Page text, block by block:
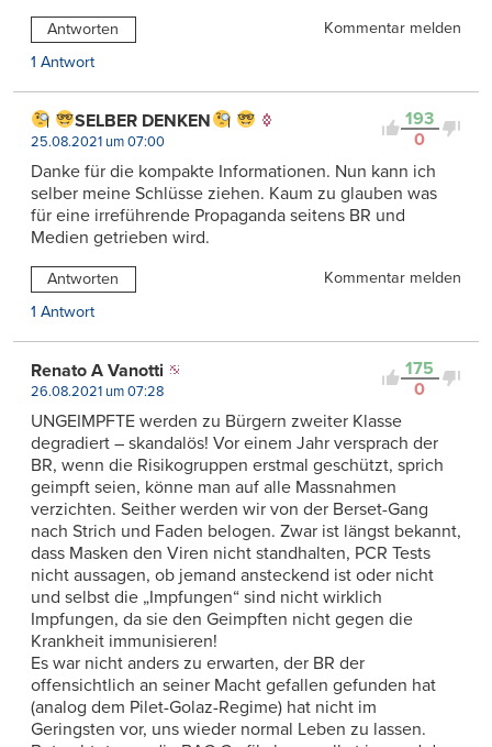
Antworten
Kommentar melden
1 Antwort
193
0
SELBER DENKEN
25.08.2021 um 07:00
Danke für die kompakte Informationen. Nun kann ich
selber meine Schlüsse ziehen. Kaum zu glauben was
für eine irreführende Propaganda seitens BR und
Medien getrieben wird.
Antworten
Kommentar melden
1 Antwort
175
0
Renato A Vanotti
26.08.2021 um 07:28
UNGEIMPFTE werden zu Bürgern zweiter Klasse
degradiert – skandalös! Vor einem Jahr versprach der
BR, wenn die Risikogruppen erstmal geschützt, sprich
geimpft seien, könne man auf alle Massnahmen
verzichten. Seither werden wir von der Berset-Gang
nach Strich und Faden belogen. Zwar ist längst bekannt,
dass Masken den Viren nicht standhalten, PCR Tests
nicht aussagen, ob jemand ansteckend ist oder nicht
und selbst die „Impfungen“ sind nicht wirklich
Impfungen, da sie den Geimpften nicht gegen die
Krankheit immunisieren!
Es war nicht anders zu erwarten, der BR der
offensichtlich an seiner Macht gefallen gefunden hat
(analog dem Pilet-Golaz-Regime) hat nicht im
Geringsten vor, uns wieder normal Leben zu lassen.